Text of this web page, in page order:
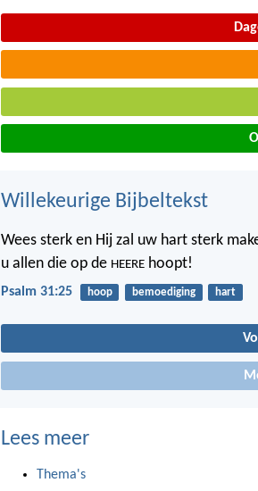
Willekeurige Bijbeltekst
Wees sterk en Hij zal uw hart sterk
u allen die op de HEERE hoopt!
Psalm 31:25 hoop bemoediging hart
Lees meer
Thema's